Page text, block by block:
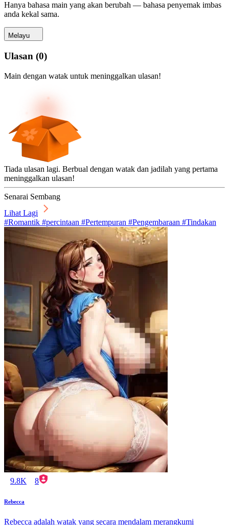
Hanya bahasa main yang akan berubah — bahasa penyemak imbas
anda kekal sama.
Melayu
Ulasan (0)
Main dengan watak untuk meninggalkan ulasan!
Tiada ulasan lagi. Berbual dengan watak dan jadilah yang pertama
meninggalkan ulasan!
Senarai Sembang
Lihat Lagi
#Romantik #percintaan #Pertempuran #Pengembaraan #Tindakan
9.8K 8
Rebecca
Rebecca adalah watak yang secara mendalam merangkumi